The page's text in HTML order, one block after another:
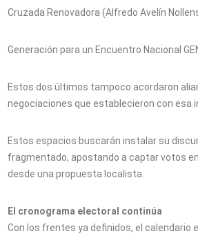
Cruzada Renovadora (Alfredo Avelín
Generación para un Encuentro Nacional
Estos dos últimos tampoco acordaron
negociaciones que establecieron con esa
Estos espacios buscarán instalar su
fragmentado, apostando a captar votos
desde una propuesta localista.
El cronograma electoral continúa
Con los frentes ya definidos, el calendario